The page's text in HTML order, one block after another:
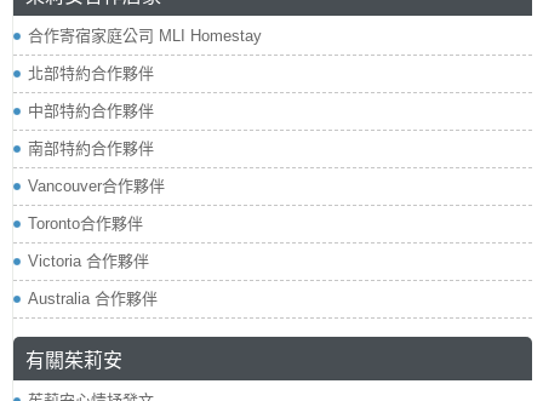
合作寄宿家庭公司 MLI Homestay
北部特約合作夥伴
中部特約合作夥伴
南部特約合作夥伴
Vancouver合作夥伴
Toronto合作夥伴
Victoria 合作夥伴
Australia 合作夥伴
有關茱莉安